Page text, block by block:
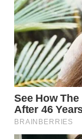
WN
PADANG
LAWAS
WN
SUMEDANG
WN